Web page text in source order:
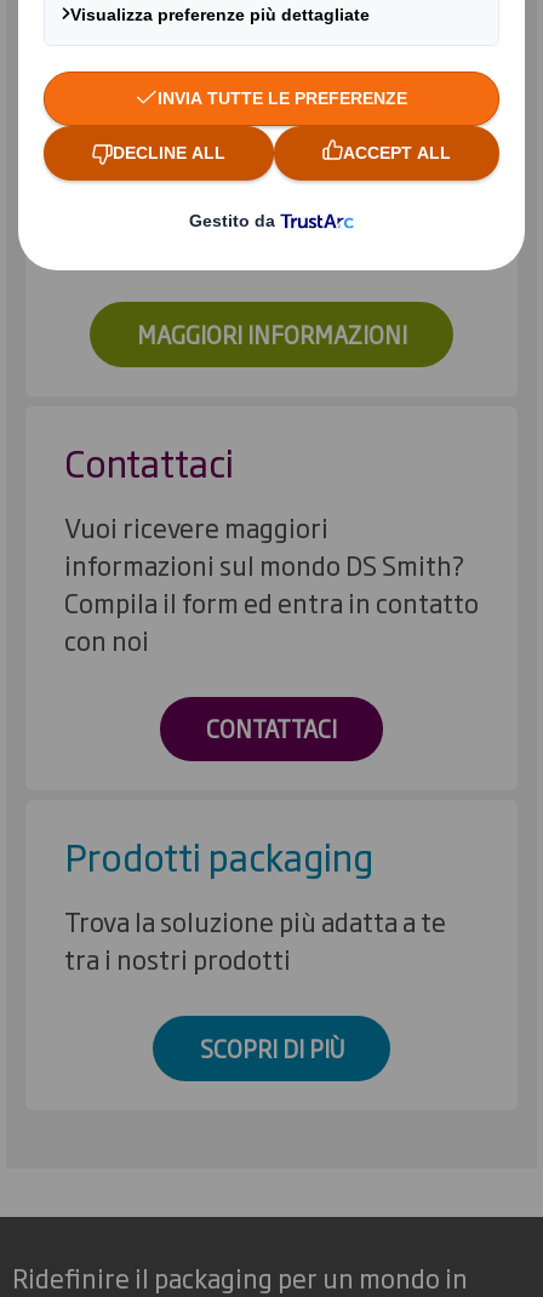
Sostituzione della
plastica problematica
MAGGIORI INFORMAZIONI
Contattaci
Vuoi ricevere maggiori
informazioni sul mondo DS Smith?
Compila il form ed entra in contatto
con noi
CONTATTACI
Prodotti packaging
Trova la soluzione più adatta a te
tra i nostri prodotti
SCOPRI DI PIÙ
Ridefinire il packaging per un mondo in